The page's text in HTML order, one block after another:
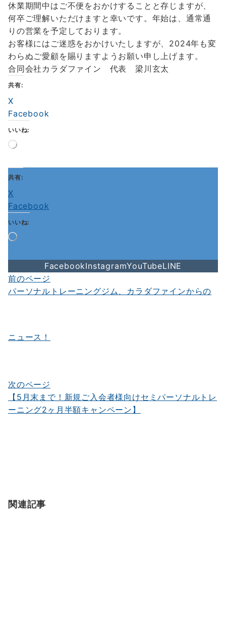
休業期間中はご不便をおかけすることと存じますが、
何卒ご理解いただけますと幸いです。年始は、通常通
りの営業を予定しております。
お客様にはご迷惑をおかけいたしますが、2024年も変
わらぬご愛顧を賜りますようお願い申し上げます。
合同会社カラダファイン 代表 梁川玄太
共有:
X
Facebook
いいね:
読
み
中…
共有:
X
Facebook
いいね:
読
中…
FacebookInstagramYouTubeLINE
投
稿
ビ
シ
ョ
ン
前のページ
パーソナルトレーニングジム、カラダファインからの
ニュース！
次のページ
【5月末まで！新規ご入会者様向けセミパーソナルトレ
ーニング2ヶ月半額キャンペーン】
関連記事